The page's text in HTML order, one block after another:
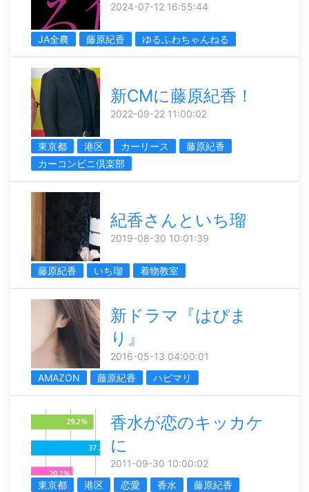
2024-07-12 16:55:44
JA全農 藤原紀香 ゆるふわちゃんねる
新CMに藤原紀香！
2022-09-22 11:00:02
東京都 港区 カーリース
藤原紀香
カーコンビニ倶楽部
紀香さんといち瑠
2019-08-30 10:01:39
藤原紀香 いち瑠 着物教室
新ドラマ『はぴま
り』
2016-05-13 04:00:01
AMAZON
藤原紀香 ハピマリ
香水が恋のキッカケ
に
2011-09-30 10:00:02
東京都
港区 恋愛 香水 藤原紀香